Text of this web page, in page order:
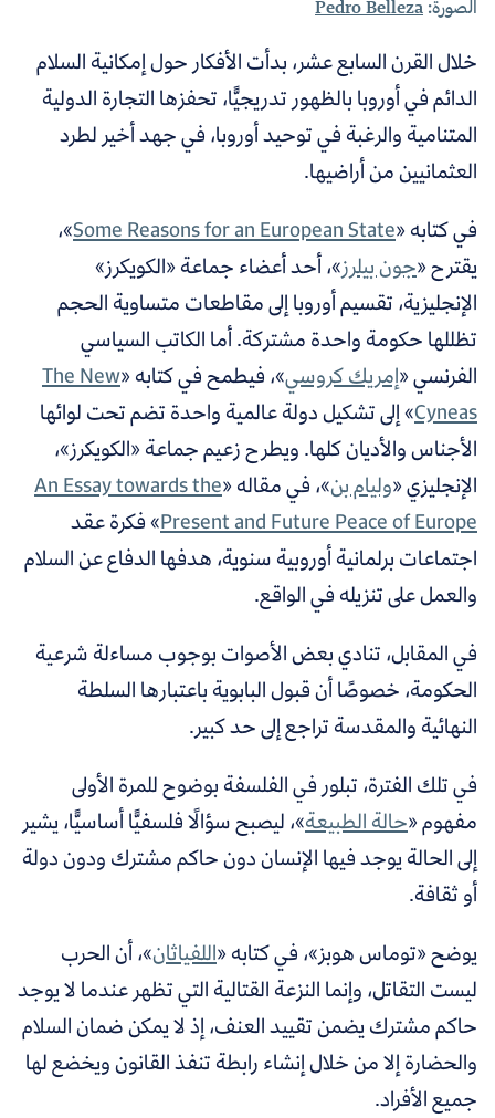
الصورة:Pedro Belleza
خلال القرن السابع عشر، بدأت الأفكار حول إمكانية السلام
الدائم في أوروبا بالظهور تدريجيًّا، تحفزها التجارة الدولية
المتنامية والرغبة في توحيد أوروبا، في جهد أخير لطرد
العثمانيين من أراضيها.
في كتابه «Some Reasons for an European State»،
يقترح «جون بيلرز»، أحد أعضاء جماعة «الكويكرز»
الإنجليزية،تقسيم أوروبا إلى مقاطعات متساوية الحجم
تظللها حكومة واحدة مشتركة. أما الكاتب السياسي
الفرنسي «إمريك كروسي»، فيطمح في كتابه «The New
Cyneas» إلى تشكيل دولة عالمية واحدة تضم تحت لوائها
الأجناس والأديان كلها. ويطرح زعيم جماعة «الكويكرز»،
الإنجليزي «وليام بن»، في مقاله «An Essay towards the
Present and Future Peace of Europe» فكرة عقد
اجتماعات برلمانية أوروبية سنوية، هدفها الدفاع عن السلام
والعمل على تنزيله في الواقع.
في المقابل، تنادي بعض الأصوات بوجوب مساءلة شرعية
الحكومة، خصوصًا أن قبول البابوية باعتبارها السلطة
النهائية والمقدسة تراجع إلى حد كبير.
في تلك الفترة، تبلور في الفلسفة بوضوح للمرة الأولى
مفهوم «حالة الطبيعة»، ليصبح سؤالًا فلسفيًّا أساسيًّا، يشير
إلى الحالة يوجد فيها الإنسان دون حاكم مشترك ودون دولة
أو ثقافة.
يوضح «توماس هوبز»، في كتابه «اللفياثان»، أن الحرب
ليست التقاتل، وإنما النزعة القتالية التي تظهر عندما لا يوجد
حاكم مشترك يضمن تقييد العنف، إذ لا يمكن ضمان السلام
والحضارة إلا من خلال إنشاء رابطة تنفذ القانون ويخضع لها
جميع الأفراد.